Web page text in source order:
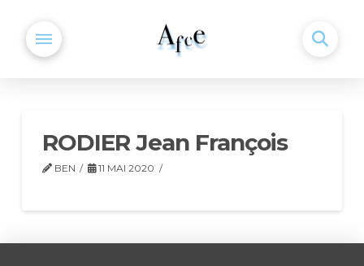
RODIER Jean François
BEN 11 MAI 2020